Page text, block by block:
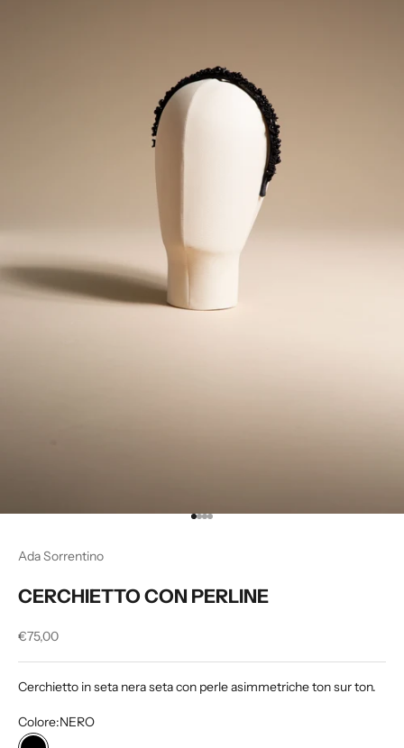
Vai all'articolo 1
Vai all'articolo 2
Vai all'articolo 3
Vai all'articolo 4
Ada Sorrentino
CERCHIETTO CON PERLINE
Prezzo scontato
€75,00
Cerchietto in seta nera seta con perle asimmetriche ton sur ton.
Colore:NERO